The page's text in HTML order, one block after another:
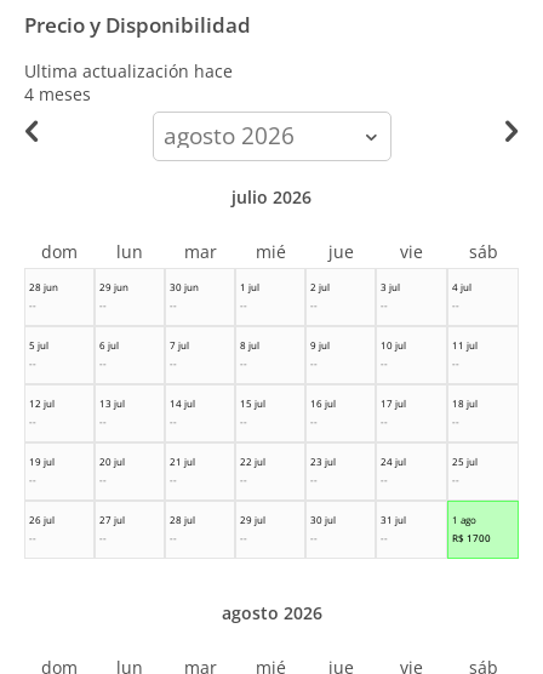
Precio y Disponibilidad
Ultima actualización hace
4 meses
calendar-
month
28 jun
--
29 jun
--
30 jun
--
1 jul
--
2 jul
--
3 jul
--
4 jul
--
5 jul
--
6 jul
--
7 jul
--
8 jul
--
9 jul
--
10 jul
--
11 jul
--
12 jul
--
13 jul
--
14 jul
--
15 jul
--
16 jul
--
17 jul
--
18 jul
--
19 jul
--
20 jul
--
21 jul
--
22 jul
--
23 jul
--
24 jul
--
25 jul
--
26 jul
--
27 jul
--
28 jul
--
29 jul
--
30 jul
--
31 jul
--
1 ago
R$ 1700
julio 2026
dom lun mar mié jue vie sáb
agosto 2026
dom lun mar mié jue vie sáb